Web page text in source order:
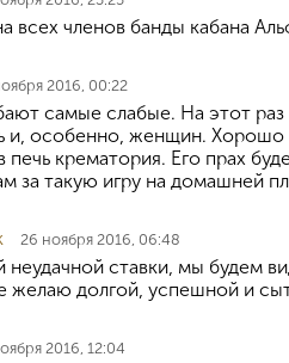
всех членов банды кабана
2016, 00:22
самые слабые. На этот
и, особенно, женщин. Хорошо
крематория. Его прах
за такую игру на домашней
26 ноября 2016, 06:48
неудачной ставки, мы будем
желаю долгой, успешной и
2016, 12:04